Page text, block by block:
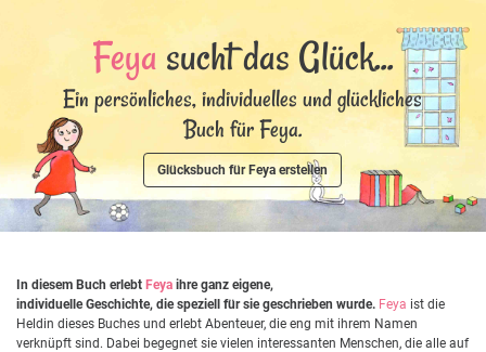
Feya sucht das Glück...
Ein persönliches, individuelles und glückliches
Buch für Feya.
Glücksbuch für Feya erstellen
In diesem Buch erlebt Feya ihre ganz eigene,
individuelle Geschichte, die speziell für sie geschrieben wurde. Feya ist die
Heldin dieses Buches und erlebt Abenteuer, die eng mit ihrem Namen
verknüpft sind. Dabei begegnet sie vielen interessanten Menschen, die alle auf